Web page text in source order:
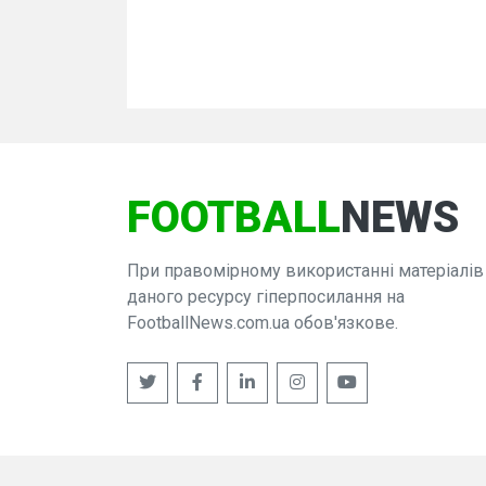
FOOTBALLNEWS
При правомірному використанні
даного ресурсу гіперпосилання на
FootballNews.com.ua обов'язкове.